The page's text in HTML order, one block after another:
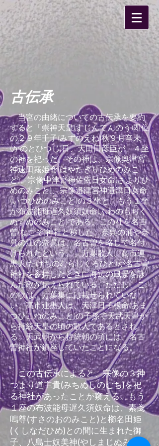
古伝承
当宮の由緒についての古伝承を要約
すると「崇神天皇(すじんてんのう)即位
の２９年壬子(みずのえね)秋９月辛未
(かのとひつじ)日、大田田彦臣が、４坐
の神を祀った。その神は、宗像奥津宮
神速田霧姫命(はやたぎりひめのみこ
と)、宗像中津宮神佐依日女命(さよりひ
めのみこと)、宗像邉津宮神遺津日女命
(いつひめのみこと)の３坐と、もう１坐
が布波能母遅久奴須奴命(ふわのもぢく
ぬすぬのみこと)である。この社を名古
曽(なこそ)神社と称した。奈呉の浦や奈
呉の江の奈呉は、名古曽を略して名付
けられたという。」万葉歌人、高市連
黒人(たけちのむらじくろひと)が名古曽
神社を参拝したときに海辺の風景を詠
んだ歌が伝えられている。ただし、こ
の歌は、万葉集には載せられていな
い。高市連黒人は、天津日子根命(あま
つひこねのみこと)の子孫で天武天皇か
ら持統天皇の頃の歌人であるとされ
る。天武朝から持統朝の頃には、名古
曽神社が鎮座していたことになる。
この古伝承によると、宗像の３神
つまり道主貴(みちぬしのむち)を祀
る神社があったことが窺える。もう
１座の布波能母遅久須奴命は、素戔
嗚尊(すさのおのみこと)と櫛名田姫
(くしなだひめ)との間に生まれた御
子、八島士奴美神(やしまじぬみのか